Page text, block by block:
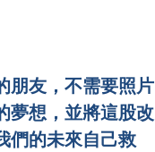
朋友，不需要照片
夢想，並將這股改
們的未來自己救